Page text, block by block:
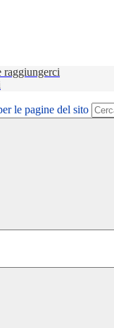
raggiungerci
le pagine del sito